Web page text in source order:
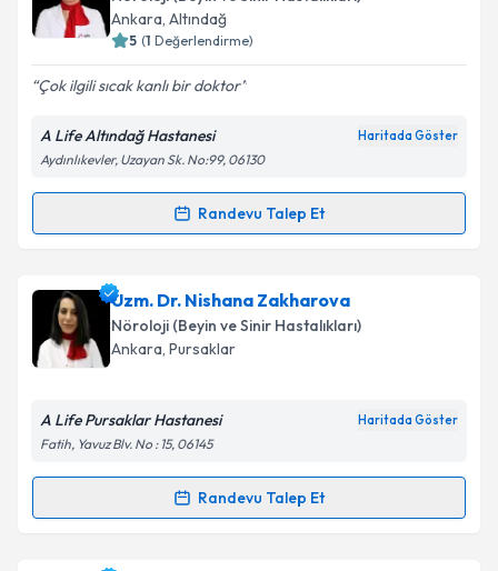
E-posta Adresiniz
Metni 'ni okudum ve kişisel verilerimin belirtilen
kapsamda işlenmesini kabul ediyorum.
Takvim Talebini Gönder
Ankara, Altındağ
5 (1 Değerlendirme)
Çok ilgili sıcak kanlı bir doktor
A Life Altındağ Hastanesi Haritada Göster
Aydınlıkevler, Uzayan Sk. No:99, 06130
Randevu Talep Et
Randevu Takvimi Talebi
Uzm. Dr. Emine Bilgiiçin randevu takvimi talebi
oluşturun. Size bu uzmandan randevu almanız için bir
takvim hazırlandığında e-posta ile bilgilendireceğiz.
Kişisel verilerimin işlenmesine ilişkin
Metni'ni okudum ve kişisel verilerimin belirtilen
Uzm. Dr. Nishana Zakharova
Nöroloji (Beyin ve Sinir Hastalıkları)
Ankara, Pursaklar
A Life Pursaklar Hastanesi Haritada Göster
Fatih, Yavuz Blv. No : 15, 06145
Randevu Talep Et
Randevu Takvimi Talebi